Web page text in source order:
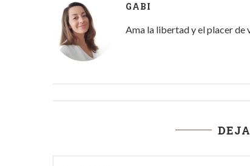
GABI
Ama la libertad y el placer de